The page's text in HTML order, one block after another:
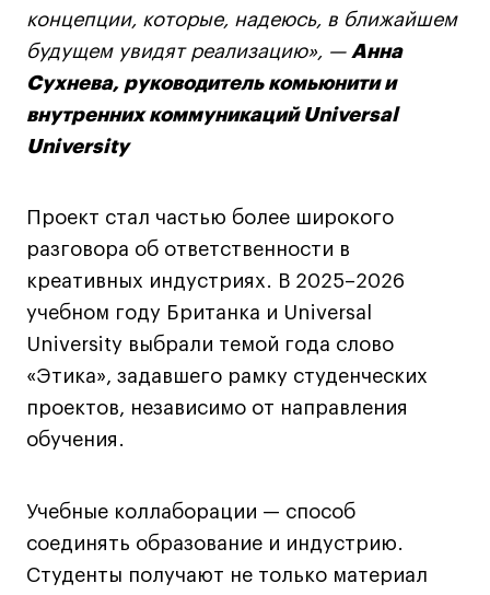
концепции, которые, надеюсь, в ближайшем
будущем увидят реализацию», — Анна
Сухнева, руководитель комьюнити и
внутренних коммуникаций Universal
University
Проект стал частью более широкого
разговора об ответственности в
креативных индустриях. В 2025–2026
учебном году Британка и Universal
University выбрали темой года слово
«Этика», задавшего рамку студенческих
проектов, независимо от направления
обучения.
Учебные коллаборации — способ
соединять образование и индустрию.
Студенты получают не только материал